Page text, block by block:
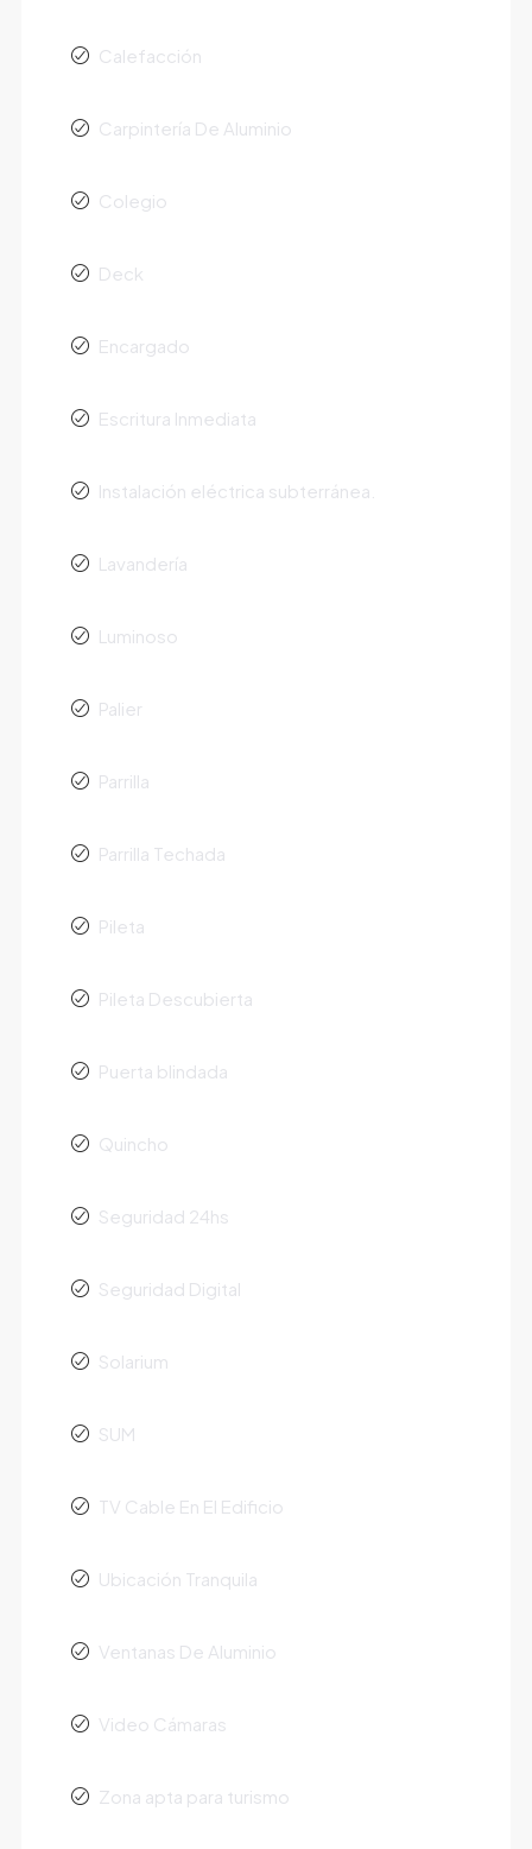
Calefacción
Carpintería De Aluminio
Colegio
Deck
Encargado
Escritura Inmediata
Instalación eléctrica subterránea.
Lavandería
Luminoso
Palier
Parrilla
Parrilla Techada
Pileta
Pileta Descubierta
Puerta blindada
Quincho
Seguridad 24hs
Seguridad Digital
Solarium
SUM
TV Cable En El Edificio
Ubicación Tranquila
Ventanas De Aluminio
Video Cámaras
Zona apta para turismo